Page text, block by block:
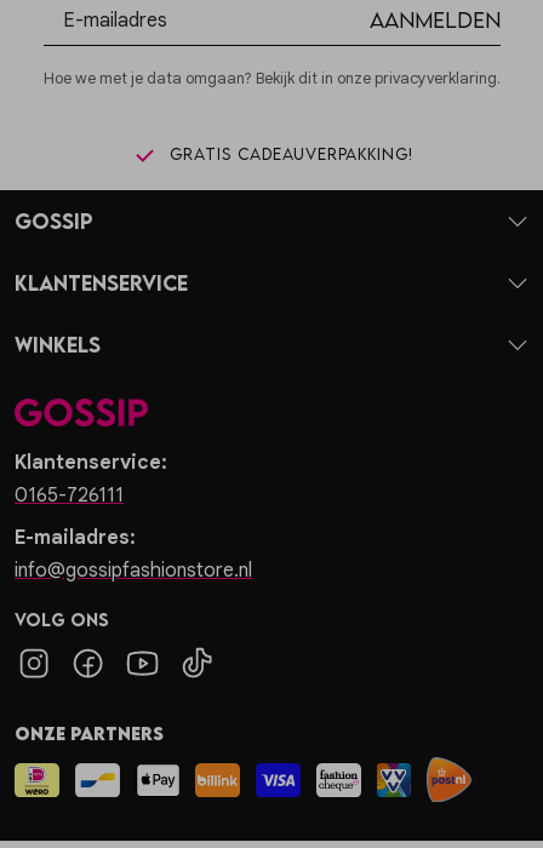
Aanmelden
Hoe we met je data omgaan? Bekijk dit in onze privacyverklaring.
Gratis cadeauverpakking!
Klantenservice:
0165-726111
E-mailadres:
info@gossipfashionstore.nl
Volg ons
Gossip
Klantenservice
Winkels
Onze partners